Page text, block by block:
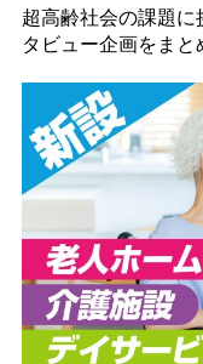
超高齢社会の課題
タビュー企画をまと